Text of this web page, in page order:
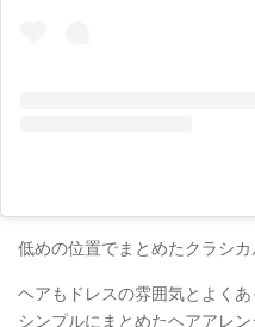
低めの位置でまとめたクラシ
ヘアもドレスの雰囲気とよくあ
シンプルにまとめたヘアアレ